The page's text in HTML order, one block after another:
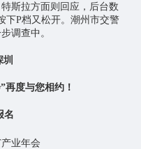
斯拉方面则回应，后台数
下P档又松开。潮州市交警
调查中。
再度与您相约！
名